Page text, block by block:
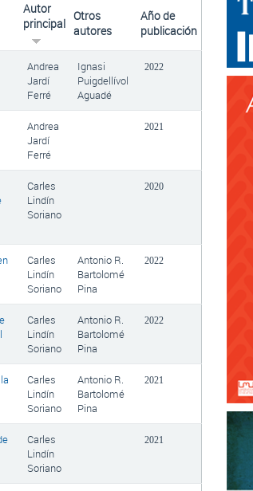
Autor
principal
Otros
autores
Año de
publicación
Andrea
Jardí
Ferré
Ignasi
Puigdellívol
Aguadé
2022
Andrea
Jardí
Ferré
2021
Carles
Lindín
Soriano
2020
Carles
Lindín
Soriano
Antonio R.
Bartolomé
Pina
2022
Carles
Lindín
Soriano
Antonio R.
Bartolomé
Pina
2022
Carles
Lindín
Soriano
Antonio R.
Bartolomé
Pina
2021
Carles
Lindín
Soriano
2021